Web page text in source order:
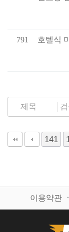
791 호텔식
141
이용약관